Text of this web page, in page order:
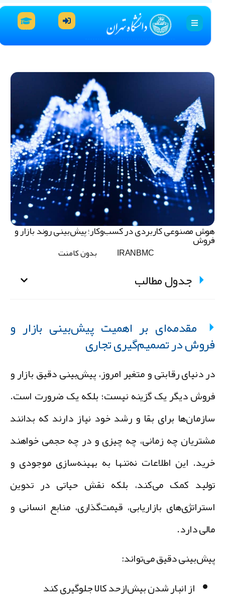
مصنوعی کاربردی در کسب‌وکار؛ پیش‌بینی روند بازار و
IRANBMC بدون کامنت
جدول مطالب
مقدمه‌ای بر اهمیت پیش‌بینی بازار و
در تصمیم‌گیری تجاری
دنیای رقابتی و متغیر امروز، پیش‌بینی دقیق بازار و
دیگر یک گزینه نیست؛ بلکه یک ضرورت است.
برای بقا و رشد خود نیاز دارند که بدانند
چه زمانی، چه چیزی و در چه حجمی خواهند
این اطلاعات نه‌تنها به بهینه‌سازی موجودی و
کمک می‌کند، بلکه نقش حیاتی در تدوین
بازاریابی، قیمت‌گذاری، منابع انسانی و
دارد.
دقیق می‌تواند:
از انبار شدن بیش‌ازحد کالا جلوگیری کند